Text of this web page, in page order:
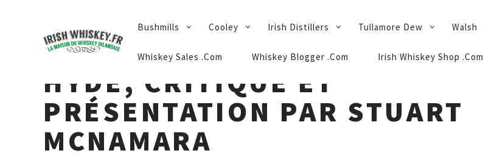
PRIMARY
NAVIGATION
Bushmills Cooley Irish Distillers Tullamore Dew Walsh
Whiskey Sales .Com Whiskey Blogger .Com Irish Whiskey Shop .Com
HYDE, CRITIQUE ET
PRÉSENTATION PAR STUART
MCNAMARA